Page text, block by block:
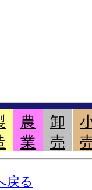
農
業
卸
売
戻る